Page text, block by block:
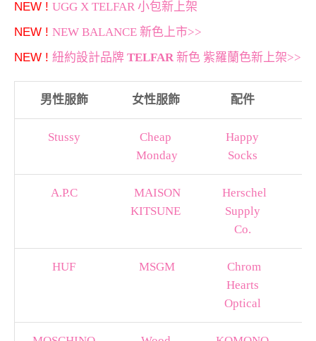
NEW ! UGG X TELFAR 小包新上架
NEW ! NEW BALANCE 新色上市>>
NEW ! 紐約設計品牌 TELFAR新色 紫羅蘭色新上架>>
男性服飾 女性服飾 配件
Stussy
Cheap
Monday
Happy
Socks
A.P.C
MAISON
KITSUNE
Herschel
Supply
Co.
HUF MSGM
Chrom
Hearts
Optical